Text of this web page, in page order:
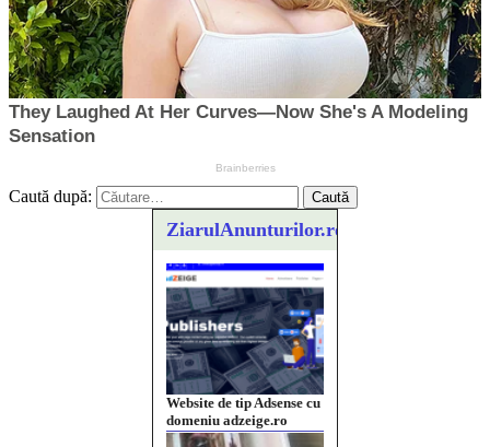
Caută după:
ZiarulAnunturilor.ro
Vând sticlă cu vin din
1958 Murfatlar
Chardonnay